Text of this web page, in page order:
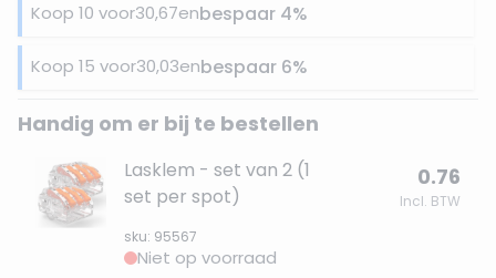
Koop 10 voor30,67enbespaar 4%
Koop 15 voor30,03enbespaar 6%
Handig om er bij te bestellen
Lasklem - set van 2 (1
set per spot)
sku: 95567
0.76
Incl. BTW
Niet op voorraad